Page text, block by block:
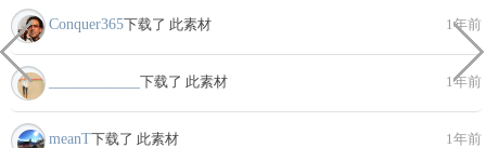
Conquer365下载了 此素材 1年前
下载了 此素材 1年前
meanT下载了 此素材 1年前